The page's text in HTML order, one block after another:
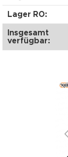
Lager RO:
Insgesamt
verfügbar: